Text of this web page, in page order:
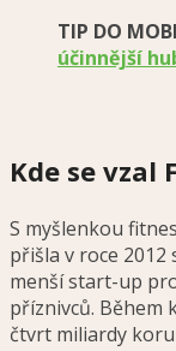
TIP DO
účinnější
Kde se vzal
S myšlenkou
přišla v roce 2012
menší start-up
příznivců. Během
čtvrt miliardy